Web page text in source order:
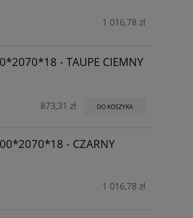
1 016,78 zł
- TAUPE CIEMNY
873,31 zł DO KOSZYKA
- CZARNY
1 016,78 zł